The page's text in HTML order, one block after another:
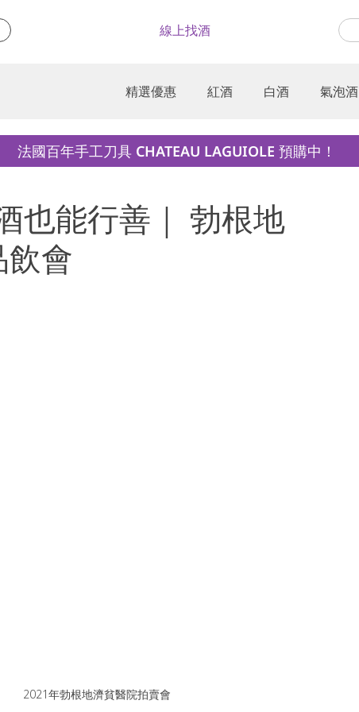
線上找酒
精選優惠 紅酒 白酒 氣泡酒
法國百年手工刀具 CHATEAU LAGUIOLE 預購中！
也能行善｜ 勃根地
會
2021年勃根地濟貧醫院拍賣會